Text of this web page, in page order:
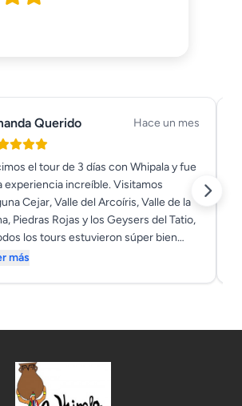
Querido Hace un mes
el tour de 3 días con Whipala y fue
experiencia increíble. Visitamos
Cejar, Valle del Arcoíris, Valle de la
Piedras Rojas y los Geysers del Tatio,
los tours estuvieron súper bien
Siempre ofrecían comida, las
y confiables desde el primer
Sin duda, recomendamos
la experiencia.
más